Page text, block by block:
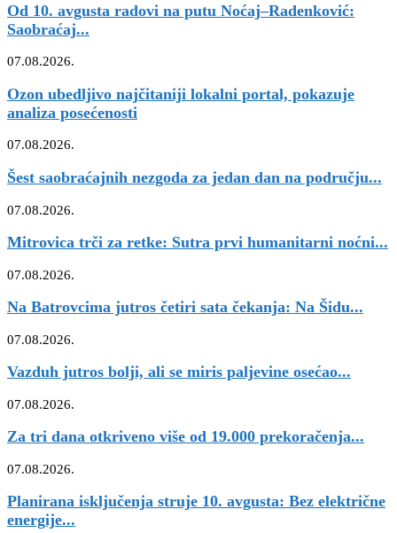
Od 10. avgusta radovi na putu Noćaj–Radenković:
Saobraćaj...
07.08.2026.
Ozon ubedljivo najčitaniji lokalni portal, pokazuje
analiza posećenosti
07.08.2026.
Šest saobraćajnih nezgoda za jedan dan na području...
07.08.2026.
Mitrovica trči za retke: Sutra prvi humanitarni noćni...
07.08.2026.
Na Batrovcima jutros četiri sata čekanja: Na Šidu...
07.08.2026.
Vazduh jutros bolji, ali se miris paljevine osećao...
07.08.2026.
Za tri dana otkriveno više od 19.000 prekoračenja...
07.08.2026.
Planirana isključenja struje 10. avgusta: Bez električne
energije...